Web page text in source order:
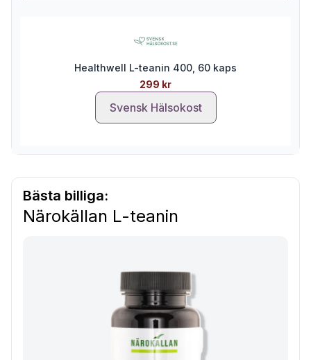
Healthwell L-teanin 400, 60 kaps
299 kr
Svensk Hälsokost
Bästa billiga:
Närokällan L-teanin